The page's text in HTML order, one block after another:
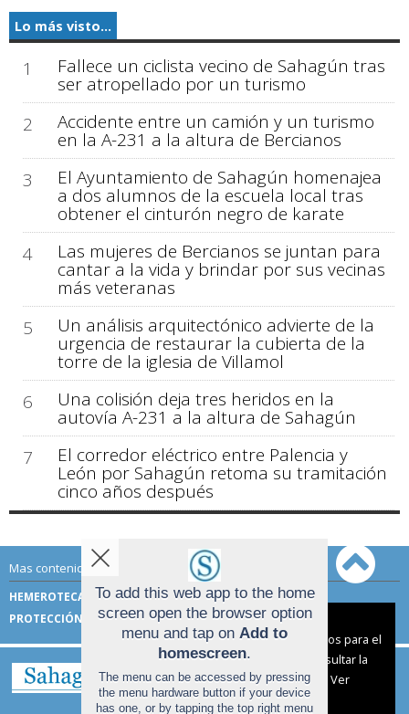
Lo más visto...
1 Fallece un ciclista vecino de Sahagún tras
ser atropellado por un turismo
2
Accidente entre un camión y un turismo
en la A-231 a la altura de Bercianos
3
El Ayuntamiento de Sahagún homenajea
a dos alumnos de la escuela local tras
obtener el cinturón negro de karate
4
Las mujeres de Bercianos se juntan para
cantar a la vida y brindar por sus vecinas
más veteranas
5
Un análisis arquitectónico advierte de la
urgencia de restaurar la cubierta de la
torre de la iglesia de Villamol
6
Una colisión deja tres heridos en la
autovía A-231 a la altura de Sahagún
7
El corredor eléctrico entre Palencia y
León por Sahagún retoma su tramitación
cinco años después
Mas contenido de Sahagún Digital:
HEMEROTECA
TÉRMINOS DE USO
PROTECCIÓN DE DATOSAviso sobre el Uso de cookies:
Utilizamos cookies nuestras y de terceros para el
funcionamiento del digital. Puedes consultar la
lista de cookies y como desconectarlas.
Ver
nuestra Política de Privacidad y Cookies
To add this web app to the home
screen open the browser option
menu and tap on Add to
homescreen.
The menu can be accessed by pressing
the menu hardware button if your device
has one, or by tapping the top right menu